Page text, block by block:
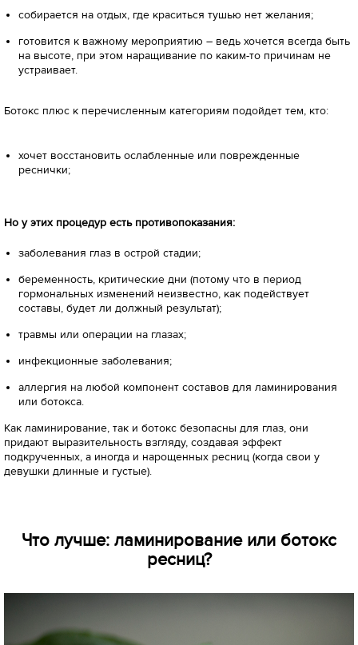
собирается на отдых, где краситься тушью нет желания;
готовится к важному мероприятию – ведь хочется всегда быть
на высоте, при этом наращивание по каким-то причинам не
устраивает.
Ботокс плюс к перечисленным категориям подойдет тем, кто:
хочет восстановить ослабленные или поврежденные
реснички;
Но у этих процедур есть противопоказания:
заболевания глаз в острой стадии;
беременность, критические дни (потому что в период
гормональных изменений неизвестно, как подействует
составы, будет ли должный результат);
травмы или операции на глазах;
инфекционные заболевания;
аллергия на любой компонент составов для ламинирования
или ботокса.
Как ламинирование, так и ботокс безопасны для глаз, они
придают выразительность взгляду, создавая эффект
подкрученных, а иногда и нарощенных ресниц (когда свои у
девушки длинные и густые).
Что лучше: ламинирование или ботокс
ресниц?